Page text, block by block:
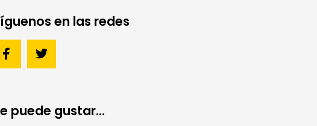
en las redes
puede gustar...